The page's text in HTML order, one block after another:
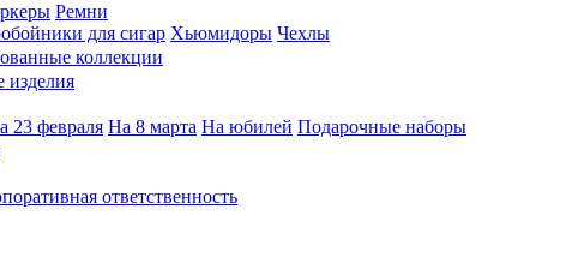
Ремни
для сигар Хьюмидоры Чехлы
коллекции
23 февраля На 8 марта На юбилей Подарочные наборы
ответственность